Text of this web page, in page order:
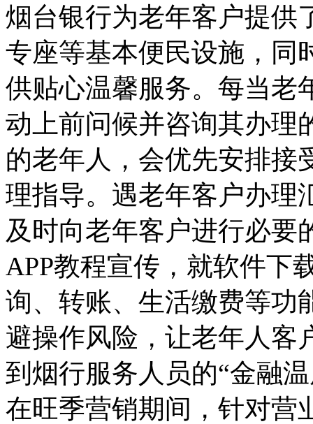
烟台银行为老年客户提供
专座等基本便民设施，同
供贴心温馨服务。每当老
动上前问候并咨询其办理
的老年人，会优先安排接
理指导。遇老年客户办理
及时向老年客户进行必要
APP教程宣传，就软件下
询、转账、生活缴费等功
避操作风险，让老年人客
到烟行服务人员的“金融
在旺季营销期间，针对营